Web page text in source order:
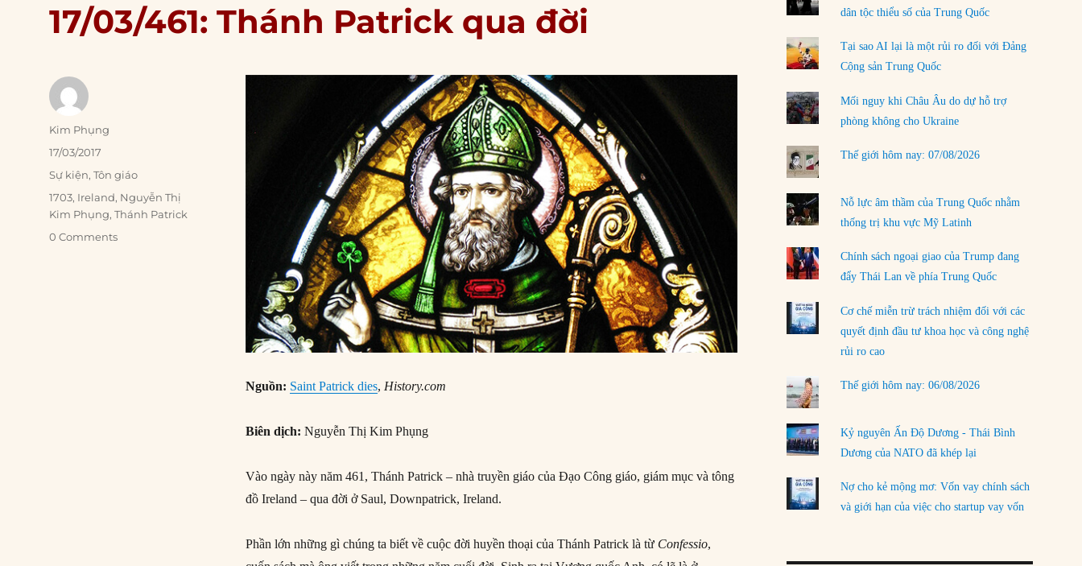
17/03/461: Thánh Patrick qua đời
Nguồn: Saint Patrick dies, History.com
Biên dịch: Nguyễn Thị Kim Phụng
Vào ngày này năm 461, Thánh Patrick – nhà truyền giáo của Đạo Công giáo, giám mục và tông
đồ Ireland – qua đời ở Saul, Downpatrick, Ireland.
Phần lớn những gì chúng ta biết về cuộc đời huyền thoại của Thánh Patrick là từ Confessio,
Author
Kim Phụng
Posted
17/03/2017
Categories
Sự kiện,Tôn giáo
Tags
1703, Ireland, Nguyễn Thị
Kim Phụng,Thánh Patrick
0 Comments
03/08/2026
Đặt cược vào thất bại: Các quỹ đầu tư mạo
hiểm quốc gia và khía cạnh chính trị của vốn
02/08/2026
Làm thế nào để kết thúc Chiến tranh Iran?
01/08/2026
Chiến lược kế tiếp của Bắc Kinh ở Biển Đông
31/07/2026
LOAD MORE
dân tộc thiểu số của Trung Quốc
Tại sao AI lại là một rủi ro đối với Đảng
Cộng sản Trung Quốc
Mối nguy khi Châu Âu do dự hỗ trợ
phòng không cho Ukraine
Thế giới hôm nay: 07/08/2026
Nỗ lực âm thầm của Trung Quốc nhằm
thống trị khu vực Mỹ Latinh
Chính sách ngoại giao của Trump đang
đẩy Thái Lan về phía Trung Quốc
Cơ chế miễn trừ trách nhiệm đối với các
quyết định đầu tư khoa học và công nghệ
rủi ro cao
Thế giới hôm nay: 06/08/2026
Kỷ nguyên Ấn Độ Dương - Thái Bình
Dương của NATO đã khép lại
Nợ cho kẻ mộng mơ: Vốn vay chính sách
và giới hạn của việc cho startup vay vốn